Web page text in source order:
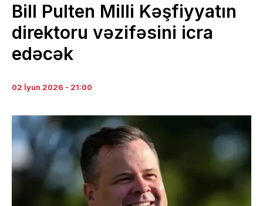
Bill Pulten Milli Kəşfiyyatın
direktoru vəzifəsini icra
edəcək
02 İyun 2026 - 21:00